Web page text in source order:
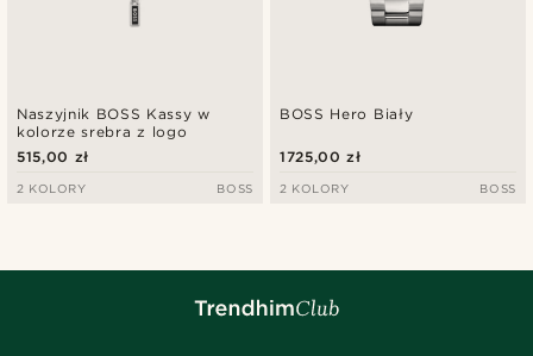
Naszyjnik BOSS Kassy w
kolorze srebra z logo
515,00 zł
2 KOLORY BOSS
BOSS Hero Biały
1725,00 zł
2 KOLORY BOSS